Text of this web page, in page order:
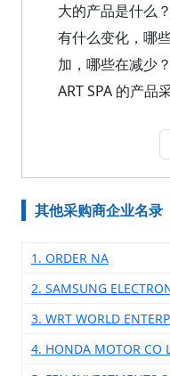
大的产品是什么
有什么变化，哪
加，哪些在减少
ART SPA 的产品
其他采购商企业名录
1. ORDER NA
2. SAMSUNG
3. WRT WORLD
4. HONDA MOTOR CO